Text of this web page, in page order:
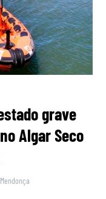
grave
Algar Seco